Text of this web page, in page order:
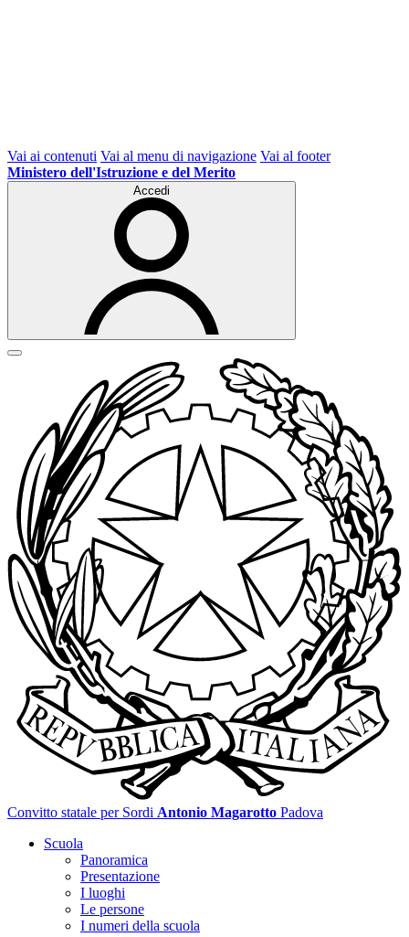
Vai ai contenuti Vai al menu di navigazione Vai al footer
Ministero dell'Istruzione e del Merito
Accedi
Convitto statale per Sordi Antonio Magarotto Padova
Scuola
Panoramica
Presentazione
I luoghi
Le persone
I numeri della scuola